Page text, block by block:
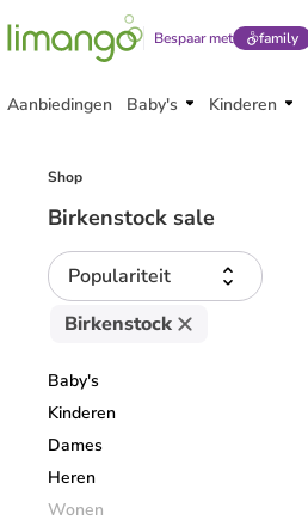
Bespaar met family
Aanbiedingen Baby's Kinderen
Shop
Birkenstock sale
Populariteit
Birkenstock
Baby's
Kinderen
Dames
Heren
Wonen